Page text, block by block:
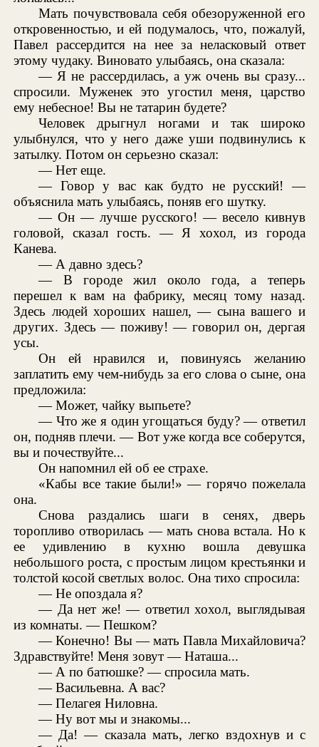
Мать почувствовала себя обезоруженной его
откровенностью, и ей подумалось, что, пожалуй,
Павел рассердится на нее за неласковый ответ
этому чудаку. Виновато улыбаясь, она сказала:
— Я не рассердилась, а уж очень вы сразу...
спросили. Муженек это угостил меня, царство
ему небесное! Вы не татарин будете?
Человек дрыгнул ногами и так широко
улыбнулся, что у него даже уши подвинулись к
затылку. Потом он серьезно сказал:
— Нет еще.
— Говор у вас как будто не русский! —
объяснила мать улыбаясь, поняв его шутку.
— Он — лучше русского! — весело кивнув
головой, сказал гость. — Я хохол, из города
Канева.
— А давно здесь?
— В городе жил около года, а теперь
перешел к вам на фабрику, месяц тому назад.
Здесь людей хороших нашел, — сына вашего и
других. Здесь — поживу! — говорил он, дергая
усы.
Он ей нравился и, повинуясь желанию
заплатить ему чем-нибудь за его слова о сыне, она
предложила:
— Может, чайку выпьете?
— Что же я один угощаться буду? — ответил
он, подняв плечи. — Вот уже когда все соберутся,
вы и почествуйте...
Он напомнил ей об ее страхе.
«Кабы все такие были!» — горячо пожелала
она.
Снова раздались шаги в сенях, дверь
торопливо отворилась — мать снова встала. Но к
ее удивлению в кухню вошла девушка
небольшого роста, с простым лицом крестьянки и
толстой косой светлых волос. Она тихо спросила:
— Не опоздала я?
— Да нет же! — ответил хохол, выглядывая
из комнаты. — Пешком?
— Конечно! Вы — мать Павла Михайловича?
Здравствуйте! Меня зовут — Наташа...
— А по батюшке? — спросила мать.
— Васильевна. А вас?
— Пелагея Ниловна.
— Ну вот мы и знакомы...
— Да! — сказала мать, легко вздохнув и с